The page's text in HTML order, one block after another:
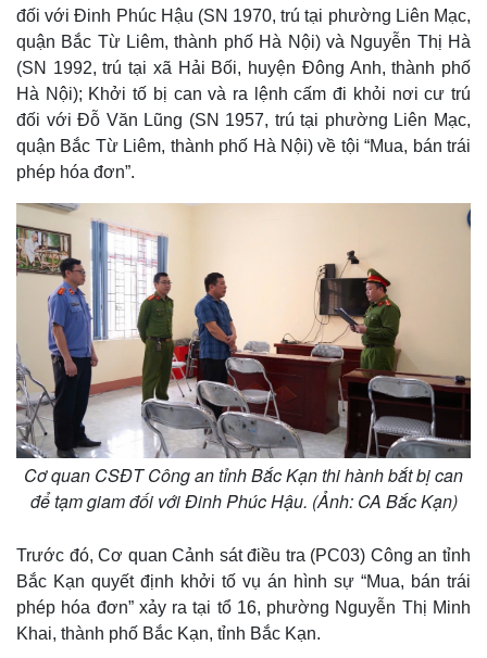
Quan sát
Cuộc sống đó đây
Hồ sơ
Video
Ảnh
E-Magazine
Infographic
đối với Đinh Phúc Hậu (SN 1970, trú tại phường Liên Mạc,
quận Bắc Từ Liêm, thành phố Hà Nội) và Nguyễn Thị Hà
(SN 1992, trú tại xã Hải Bối, huyện Đông Anh, thành phố
Hà Nội); Khởi tố bị can và ra lệnh cấm đi khỏi nơi cư trú
đối với Đỗ Văn Lũng (SN 1957, trú tại phường Liên Mạc,
quận Bắc Từ Liêm, thành phố Hà Nội) về tội “Mua, bán trái
phép hóa đơn”.
Cơ quan CSĐT Công an tỉnh Bắc Kạn thi hành bắt bị can
để tạm giam đối với Đinh Phúc Hậu. (Ảnh: CA Bắc Kạn)
Trước đó, Cơ quan Cảnh sát điều tra (PC03) Công an tỉnh
Bắc Kạn quyết định khởi tố vụ án hình sự “Mua, bán trái
phép hóa đơn” xảy ra tại tổ 16, phường Nguyễn Thị Minh
Khai, thành phố Bắc Kạn, tỉnh Bắc Kạn.